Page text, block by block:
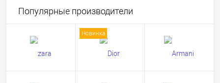
Популярные производители
Новинка